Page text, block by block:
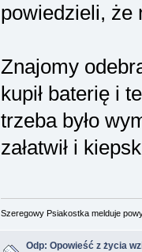
powiedzieli, że
Znajomy
kupił baterię i
trzeba było
załatwił i
Szeregowy Psiakostka melduje
Odp: Opowieść z życia